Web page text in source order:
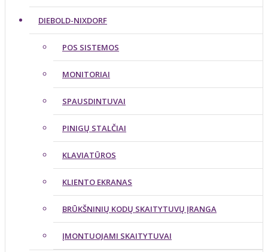
DIEBOLD-NIXDORF
POS SISTEMOS
MONITORIAI
SPAUSDINTUVAI
PINIGŲ STALČIAI
KLAVIATŪROS
KLIENTO EKRANAS
BRŪKŠNINIŲ KODŲ SKAITYTUVŲ ĮRANGA
ĮMONTUOJAMI SKAITYTUVAI